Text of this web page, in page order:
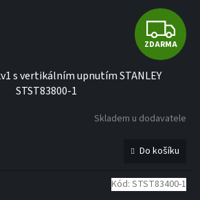
Z
D
R
M
A
ZDARMA
s vertikálním upnutím STANLEY
STST83800-1
Skladem u dodavatele
Do košíku
Kód: STST83400-1